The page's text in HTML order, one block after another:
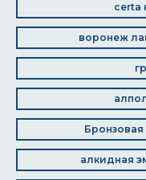
certa
воронеж
Бронзовая
алкидная